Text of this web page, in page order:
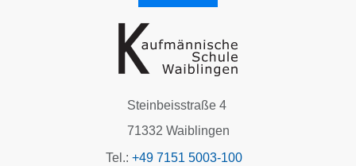
Steinbeisstraße 4
71332 Waiblingen
Tel.: +49 7151 5003-100